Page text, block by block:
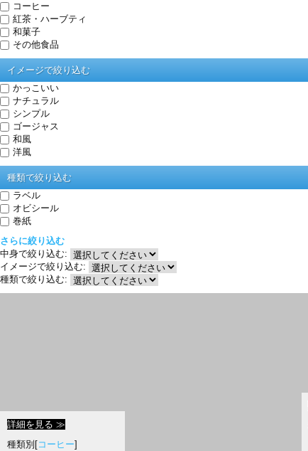
コーヒー
紅茶・ハーブティ
和菓子
その他食品
イメージで絞り込む
かっこいい
ナチュラル
シンプル
ゴージャス
和風
洋風
種類で絞り込む
ラベル
オビシール
巻紙
さらに絞り込む
中身で絞り込む:
イメージで絞り込む:
種類で絞り込む:
詳細を見る ≫
種類別[コーヒー]